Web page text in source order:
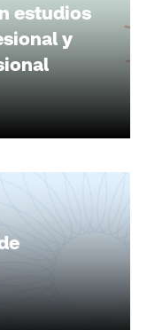
estudios
y